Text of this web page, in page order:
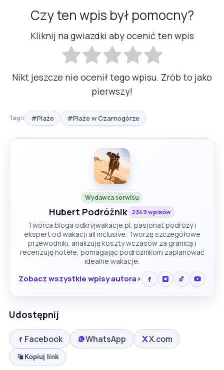
Czy ten wpis był pomocny?
Kliknij na gwiazdki aby ocenić ten wpis
Nikt jeszcze nie ocenił tego wpisu. Zrób to jako
pierwszy!
Tagi: #Plaże #Plaże w Czarnogórze
Wydawca serwisu
Hubert Podróżnik 2349 wpisów
Twórca bloga odkryjwakacje.pl, pasjonat podróży i
ekspert od wakacji all inclusive. Tworzę szczegółowe
przewodniki, analizuję koszty wczasów za granicą i
recenzuję hotele, pomagając podróżnikom zaplanować
idealne wakacje.
Zobacz wszystkie wpisy autora
Udostępnij
Facebook WhatsApp X.com
Kopiuj link